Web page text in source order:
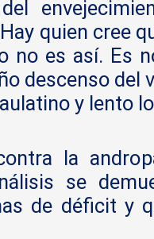
quien cree
no es así. Es
descenso del
y lento
la
se
de déficit y